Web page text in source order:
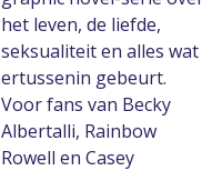
het leven, de liefde,
seksualiteit en alles wat
ertussenin gebeurt.
Voor fans van Becky
Albertalli, Rainbow
Rowell en Casey